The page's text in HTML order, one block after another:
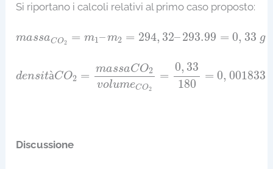
Si riportano i calcoli relativi al primo caso proposto:
massaCO2 = m1–m2 = 294, 32–293.99 = 0, 33 g
mass 2=m –m 294 32– 293.99 33 g
densitàCO2 = massaCO2
volumeCO2
=
0, 33
180
= 0, 001833
CO2v m eC
Discussione